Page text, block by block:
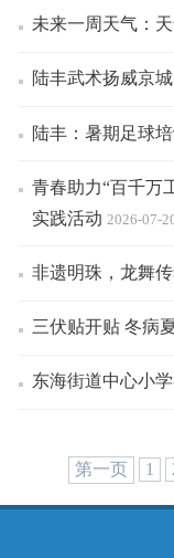
未来一周天气：
陆丰武术扬威京
陆丰：暑期足球
青春助力“百千万
实践活动 2026-07-
非遗明珠，龙舞
三伏贴开贴 冬病
东海街道中心小
第一页 1